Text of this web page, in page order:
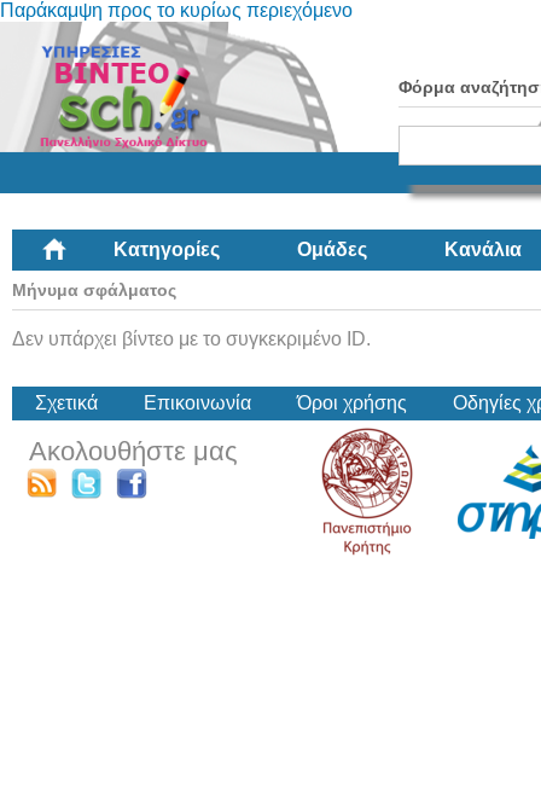
Παράκαμψη προς το κυρίως περιεχόμενο
Φόρμα
Κατηγορίες Ομάδες Κανάλια
Μήνυμα σφάλματος
Δεν υπάρχει βίντεο με το συγκεκριμένο ID.
Σχετικά Επικοινωνία Όροι χρήσης Οδηγίες
Ακολουθήστε μας